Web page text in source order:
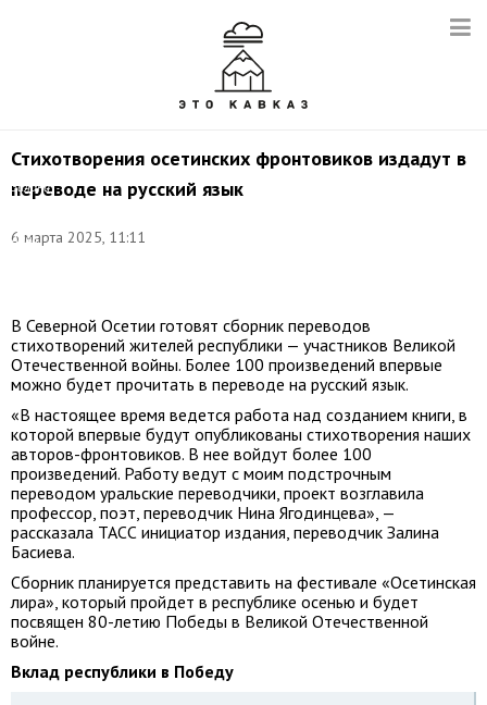
Стихотворения осетинских фронтовиков издадут в
переводе на русский язык
6 марта 2025, 11:11
Залина
Басиева.
Анна
В Северной Осетии готовят сборник переводов
стихотворений жителей республики — участников Великой
Отечественной войны. Более 100 произведений впервые
можно будет прочитать в переводе на русский язык.
«В настоящее время ведется работа над созданием книги, в
которой впервые будут опубликованы стихотворения наших
авторов-фронтовиков. В нее войдут более 100
произведений. Работу ведут с моим подстрочным
переводом уральские переводчики, проект возглавила
профессор, поэт, переводчик Нина Ягодинцева», —
рассказала ТАСС инициатор издания, переводчик Залина
Басиева.
Сборник планируется представить на фестивале «Осетинская
лира», который пройдет в республике осенью и будет
посвящен 80-летию Победы в Великой Отечественной
войне.
Вклад республики в Победу